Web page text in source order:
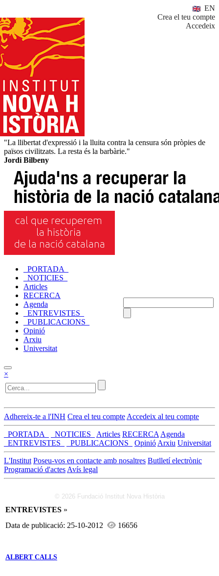
EN
Crea el teu compte
Accedeix
"La llibertat d'expressió i la lluita contra la censura són pròpies de
països civilitzats. La resta és la barbàrie."
Jordi Bilbeny
_PORTADA_
_NOTICIES_
Articles
RECERCA
Agenda
_ENTREVISTES_
_PUBLICACIONS_
Opinió
Arxiu
Universitat
×
Adhereix-te a l'INH Crea el teu compte Accedeix al teu compte
_PORTADA_ _NOTICIES_ Articles RECERCA Agenda
_ENTREVISTES_
_PUBLICACIONS_ Opinió Arxiu Universitat
L'Institut Poseu-vos en contacte amb nosaltres Butlletí electrònic
Programació d'actes Avís legal
© 2026 Fundació Institut Nova Història
ENTREVISTES »
Data de publicació: 25-10-2012
16656
ALBERT CALLS